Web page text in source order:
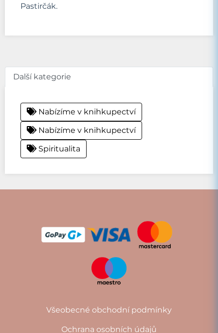
Pastirčák.
Další kategorie
Nabízíme v knihkupectví
Nabízíme v knihkupectví
Spiritualita
Všeobecné obchodní podmínky
Ochrana osobních údajů